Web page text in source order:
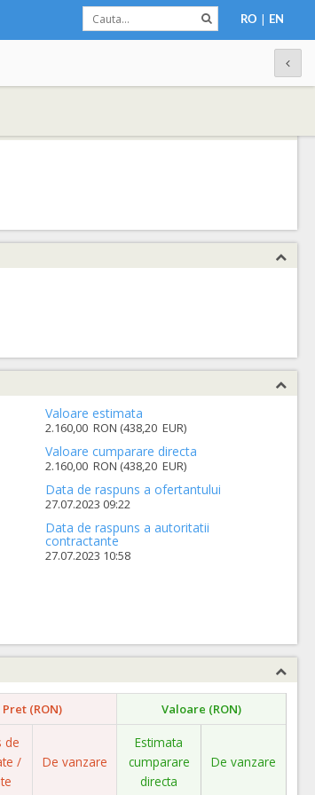
RO | EN
Valoare estimata
2.160,00 RON (438,20 EUR)
Valoare cumparare directa
2.160,00 RON (438,20 EUR)
Data de raspuns a ofertantului
27.07.2023 09:22
Data de raspuns a autoritatii
contractante
27.07.2023 10:58
Pret (RON) Valoare (RON)
de
/
De vanzare
Estimata
cumparare
directa
De vanzare